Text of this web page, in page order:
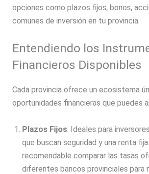
opciones como plazos fijos, bonos,
comunes de inversión en tu provincia.
Entendiendo los
Financieros Disponibles
Cada provincia ofrece un ecosistema
oportunidades financieras que puedes
Plazos Fijos: Ideales para
que buscan seguridad y una renta
recomendable comparar las tasas
diferentes bancos provinciales para